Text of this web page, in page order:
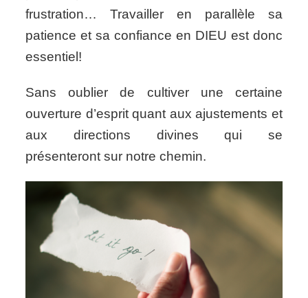
frustration… Travailler en parallèle sa
patience et sa confiance en DIEU est donc
essentiel!
Sans oublier de cultiver une certaine
ouverture d’esprit quant aux ajustements et
aux directions divines qui se
présenteront sur notre chemin.